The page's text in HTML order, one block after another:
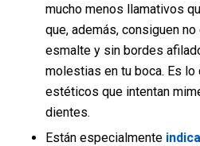
mucho menos llamativos
que, además, consiguen
esmalte y sin bordes
molestias en tu boca. Es
estéticos que intentan
dientes.
Están especialmente